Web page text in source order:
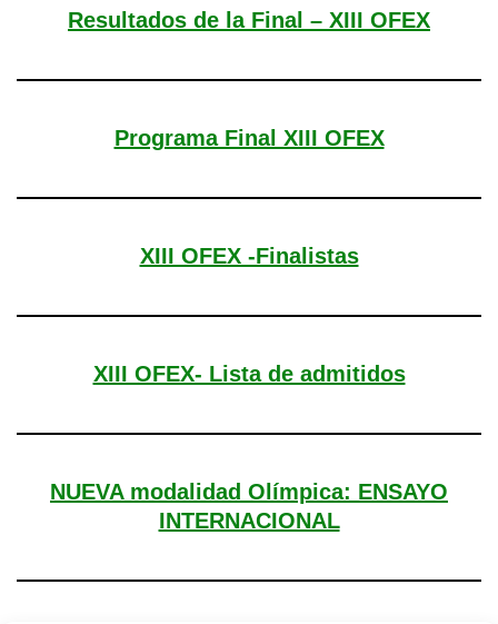
Resultados de la Final – XIII OFEX
Programa Final XIII OFEX
XIII OFEX -Finalistas
XIII OFEX- Lista de admitidos
NUEVA modalidad Olímpica: ENSAYO
INTERNACIONAL